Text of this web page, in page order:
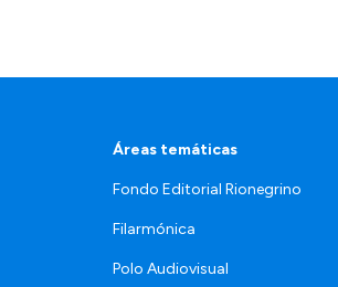
Áreas temáticas
Fondo Editorial Rionegrino
Filarmónica
Polo Audiovisual